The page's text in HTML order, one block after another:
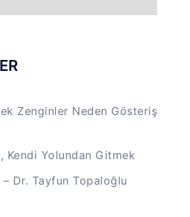
Zenginler Neden Gösteriş
Kendi Yolundan Gitmek
Dr. Tayfun Topaloğlu